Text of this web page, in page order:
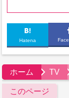
Hatena
ホーム TV
このページ